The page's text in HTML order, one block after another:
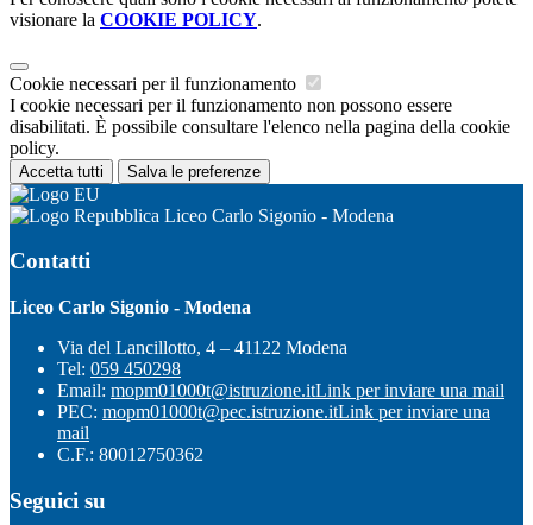
visionare la COOKIE POLICY.
Cookie necessari per il funzionamento
I cookie necessari per il funzionamento non possono essere
disabilitati. È possibile consultare l'elenco nella pagina della cookie
policy.
Accetta tutti Salva le preferenze
Liceo Carlo Sigonio - Modena
Contatti
Liceo Carlo Sigonio - Modena
Via del Lancillotto, 4 – 41122 Modena
Tel: 059 450298
Email: mopm01000t@istruzione.itLink per inviare una mail
PEC: mopm01000t@pec.istruzione.itLink per inviare una
mail
C.F.: 80012750362
Seguici su